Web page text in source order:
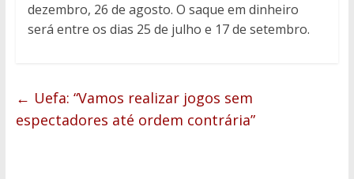
dezembro, 26 de agosto. O saque em dinheiro
será entre os dias 25 de julho e 17 de setembro.
← Uefa: “Vamos realizar jogos sem
espectadores até ordem contrária”